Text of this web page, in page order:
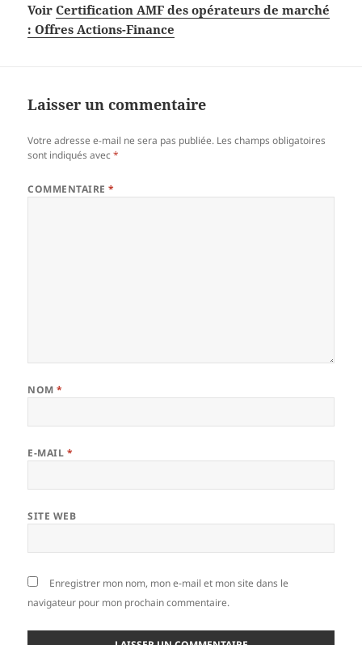
VoirCertification AMF des opérateurs de marché
: Offres Actions-Finance
Laisser un commentaire
Votre adresse e-mail ne sera pas publiée. Les champs obligatoires
sont indiqués avec*
COMMENTAIRE*
NOM*
E-MAIL *
SITE WEB
Enregistrer mon nom, mon e-mail et mon site dans le
navigateur pour mon prochain commentaire.